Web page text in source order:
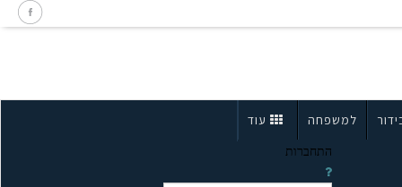
למשפחה עוד
התחברות